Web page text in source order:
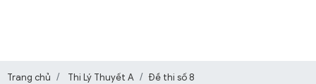
Trang chủ Thi Lý Thuyết A Đề thi số 8